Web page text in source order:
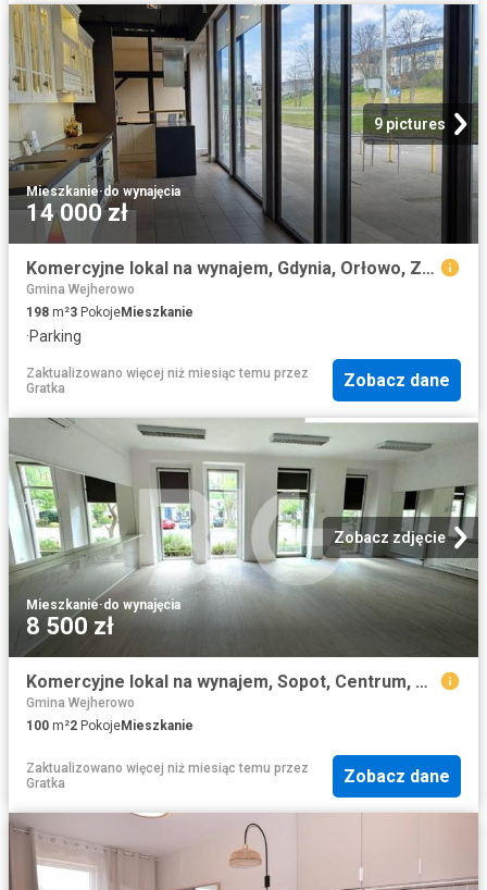
9 pictures
Mieszkanie·do wynajęcia
14 000 zł
Komercyjne lokal na wynajem, Gdynia, Orłowo, Zwycięstwa
Gmina Wejherowo
198 m²3 PokojeMieszkanie
·Parking
Zaktualizowano więcej niż miesiąc temu przez
Gratka
Zobacz dane
Zobacz zdjęcie
Mieszkanie·do wynajęcia
8 500 zł
Komercyjne lokal na wynajem, Sopot, Centrum, Niepodległości
Gmina Wejherowo
100 m²2 PokojeMieszkanie
Zaktualizowano więcej niż miesiąc temu przez
Gratka
Zobacz dane